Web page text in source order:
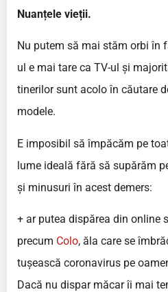
Nuanțele vieții.
Nu putem să mai stăm orbi în
ul e mai tare ca TV-ul și
tinerilor sunt acolo în căutare
modele.
E imposibil să împăcăm pe
lume ideală fără să supărăm
și minusuri în acest demers:
+ ar putea dispărea din online
precum Colo, ăla care se
tușească coronavirus pe
Dacă nu dispar măcar îi mai